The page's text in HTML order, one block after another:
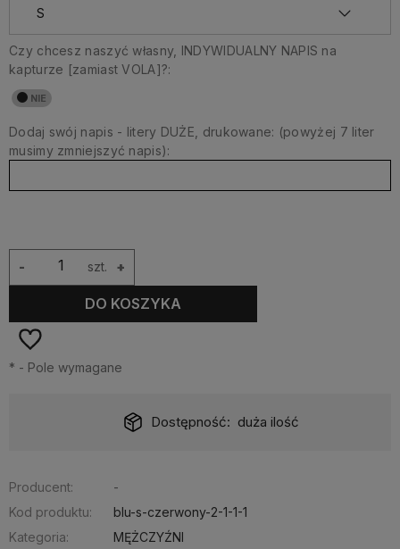
Czy chcesz naszyć własny, INDYWIDUALNY NAPIS na
kapturze [zamiast VOLA]?:
Dodaj swój napis - litery DUŻE, drukowane: (powyżej 7 liter
musimy zmniejszyć napis):
szt. +
-
DO KOSZYKA
* - Pole wymagane
Dostępność: duża ilość
Producent:
-
Kod produktu:
blu-s-czerwony-2-1-1-1
Kategoria:
MĘŻCZYŹNI